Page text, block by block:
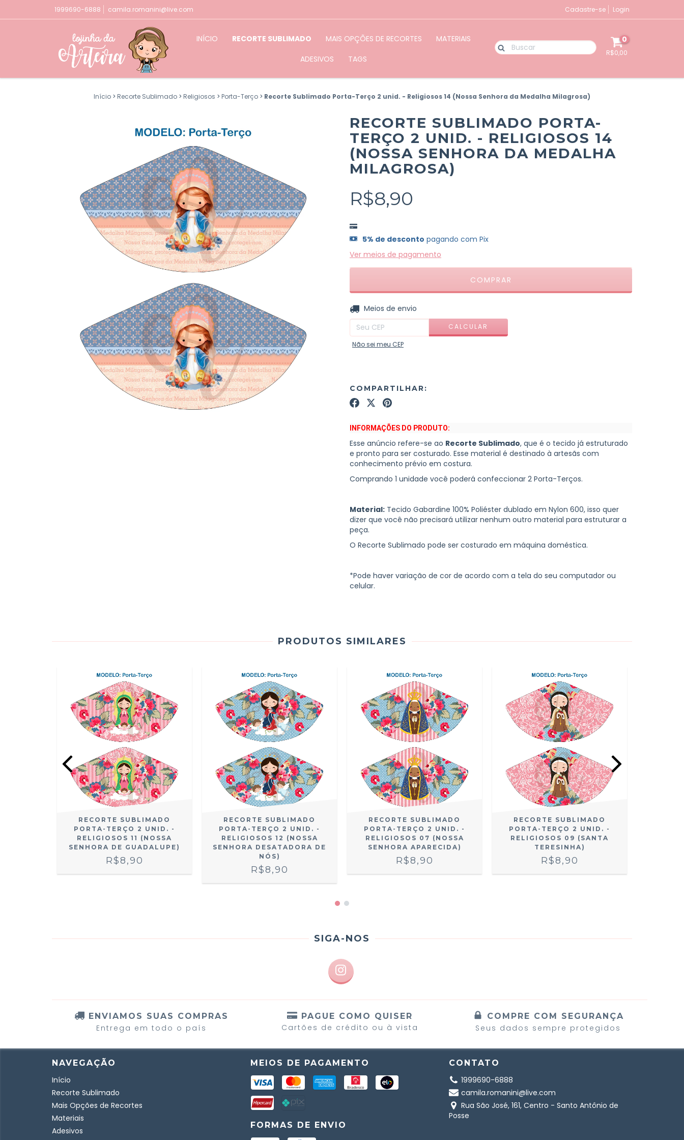
1999690-6888 camila.romanini@live.com Cadastre-se Login
INÍCIO RECORTE SUBLIMADO MAIS OPÇÕES DE RECORTES
MATERIAIS
ADESIVOS
TAGS
0
R$0,00
Início > Recorte Sublimado > Religiosos > Porta-Terço > Recorte Sublimado Porta-Terço 2 unid. - Religiosos 14 (Nossa Senhora da Medalha Milagrosa)
RECORTE SUBLIMADO PORTA-
TERÇO 2 UNID. - RELIGIOSOS 14
(NOSSA SENHORA DA MEDALHA
MILAGROSA)
R$8,90
5% de desconto pagando com Pix
Ver meios de pagamento
Entregas para o CEP:
Meios de envio
CALCULAR
Não sei meu CEP
COMPARTILHAR:
INFORMAÇÕES DO PRODUTO:
Esse anúncio refere-se ao Recorte Sublimado, que é o tecido já estruturado
e pronto para ser costurado. Esse material é destinado à artesãs com
conhecimento prévio em costura.
Comprando 1 unidade você poderá confeccionar 2 Porta-Terços.
Material: Tecido Gabardine 100% Poliéster dublado em Nylon 600, isso quer
dizer que você não precisará utilizar nenhum outro material para estruturar a
peça.
O Recorte Sublimado pode ser costurado em máquina doméstica.
*Pode haver variação de cor de acordo com a tela do seu computador ou
celular.
PRODUTOS SIMILARES
RECORTE SUBLIMADO
PORTA-TERÇO 2 UNID. -
RELIGIOSOS 11 (NOSSA
SENHORA DE GUADALUPE)
R$8,90
RECORTE SUBLIMADO
PORTA-TERÇO 2 UNID. -
RELIGIOSOS 12 (NOSSA
SENHORA DESATADORA DE
NÓS)
R$8,90
RECORTE SUBLIMADO
PORTA-TERÇO 2 UNID. -
RELIGIOSOS 07 (NOSSA
SENHORA APARECIDA)
R$8,90
RECORTE SUBLIMADO
PORTA-TERÇO 2 UNID. -
RELIGIOSOS 09 (SANTA
TERESINHA)
R$8,90
SIGA-NOS
ENVIAMOS SUAS COMPRAS
Entrega em todo o país
PAGUE COMO QUISER
Cartões de crédito ou à vista
COMPRE COM SEGURANÇA
Seus dados sempre protegidos
NAVEGAÇÃO
Início
Recorte Sublimado
Mais Opções de Recortes
Materiais
Adesivos
MEIOS DE PAGAMENTO
FORMAS DE ENVIO
CONTATO
1999690-6888
camila.romanini@live.com
Rua São José, 161, Centro - Santo Antônio de
Posse